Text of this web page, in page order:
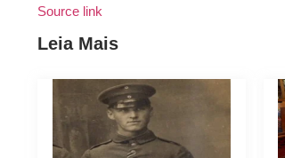
Source link
Leia Mais